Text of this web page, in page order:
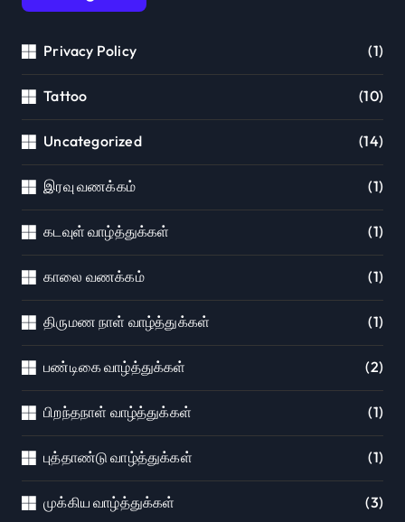
Privacy Policy (1)
Tattoo (10)
Uncategorized (14)
இரவு வணக்கம் (1)
கடவுள் வாழ்த்துக்கள் (1)
காலை வணக்கம் (1)
திருமண நாள் வாழ்த்துக்கள் (1)
பண்டிகை வாழ்த்துக்கள் (2)
பிறந்தநாள் வாழ்த்துக்கள் (1)
புத்தாண்டு வாழ்த்துக்கள் (1)
முக்கிய வாழ்த்துக்கள் (3)